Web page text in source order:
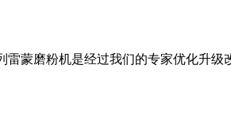
蒙磨粉机是经过我们的专家优化升级